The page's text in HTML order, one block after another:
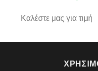
Καλέστε μας για τιμή